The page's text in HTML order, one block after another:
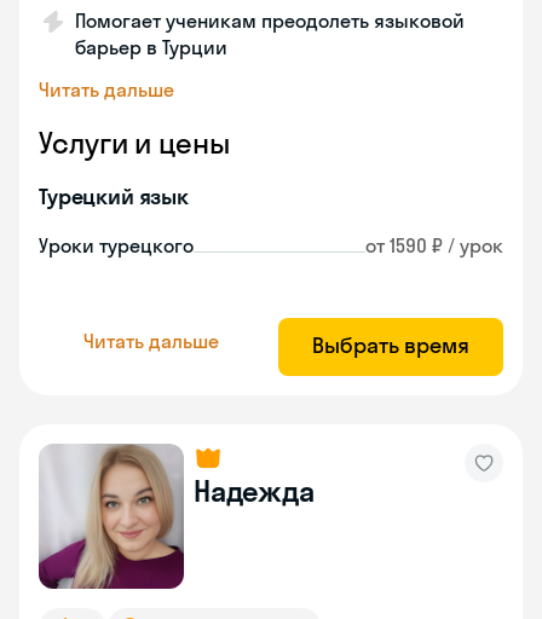
Помогает ученикам преодолеть языковой
барьер в Турции
Читать дальше
Услуги и цены
Турецкий язык
Уроки турецкого от 1590 ₽ / урок
Читать дальше Выбрать время
Надежда